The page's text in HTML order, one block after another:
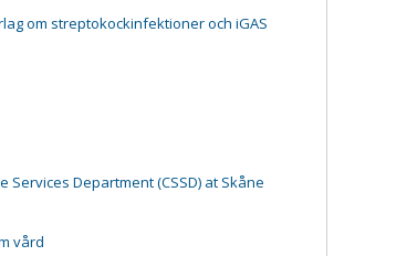
om streptokockinfektioner och iGAS
Department (CSSD) at Skåne
vård